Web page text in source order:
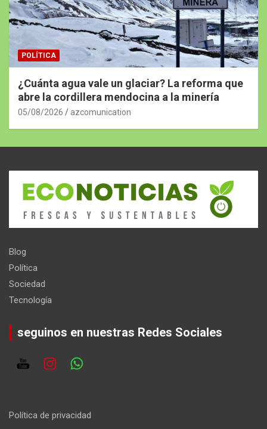
POLÍTICA
¿Cuánta agua vale un glaciar? La reforma que
abre la cordillera mendocina a la minería
05/08/2026 azcomunication
Blog
Política
Sociedad
Tecnología
seguinos en nuestras Redes Sociales
Política de privacidad